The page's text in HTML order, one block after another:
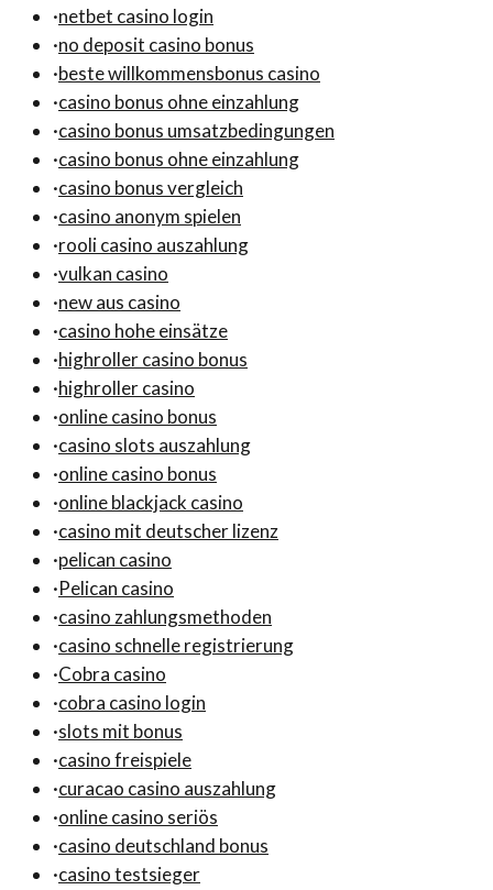
·netbet casino login
·no deposit casino bonus
·beste willkommensbonus casino
·casino bonus ohne einzahlung
·casino bonus umsatzbedingungen
·casino bonus ohne einzahlung
·casino bonus vergleich
·casino anonym spielen
·rooli casino auszahlung
·vulkan casino
·new aus casino
·casino hohe einsätze
·highroller casino bonus
·highroller casino
·online casino bonus
·casino slots auszahlung
·online casino bonus
·online blackjack casino
·casino mit deutscher lizenz
·pelican casino
·Pelican casino
·casino zahlungsmethoden
·casino schnelle registrierung
·Cobra casino
·cobra casino login
·slots mit bonus
·casino freispiele
·curacao casino auszahlung
·online casino seriös
·casino deutschland bonus
·casino testsieger